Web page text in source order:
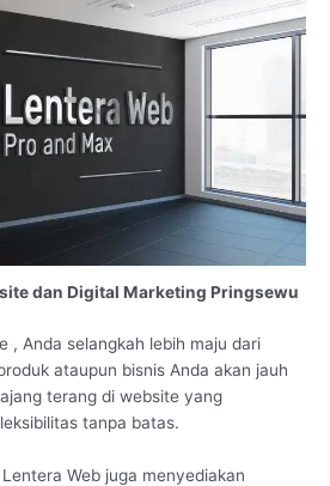
dan Digital Marketing Pringsewu
, Anda selangkah lebih maju dari
ataupun bisnis Anda akan jauh
terang di website yang
tanpa batas.
Web juga menyediakan